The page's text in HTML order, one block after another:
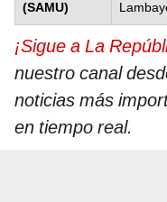
(SAMU)
¡Sigue a La
nuestro canal
noticias más
en tiempo real.